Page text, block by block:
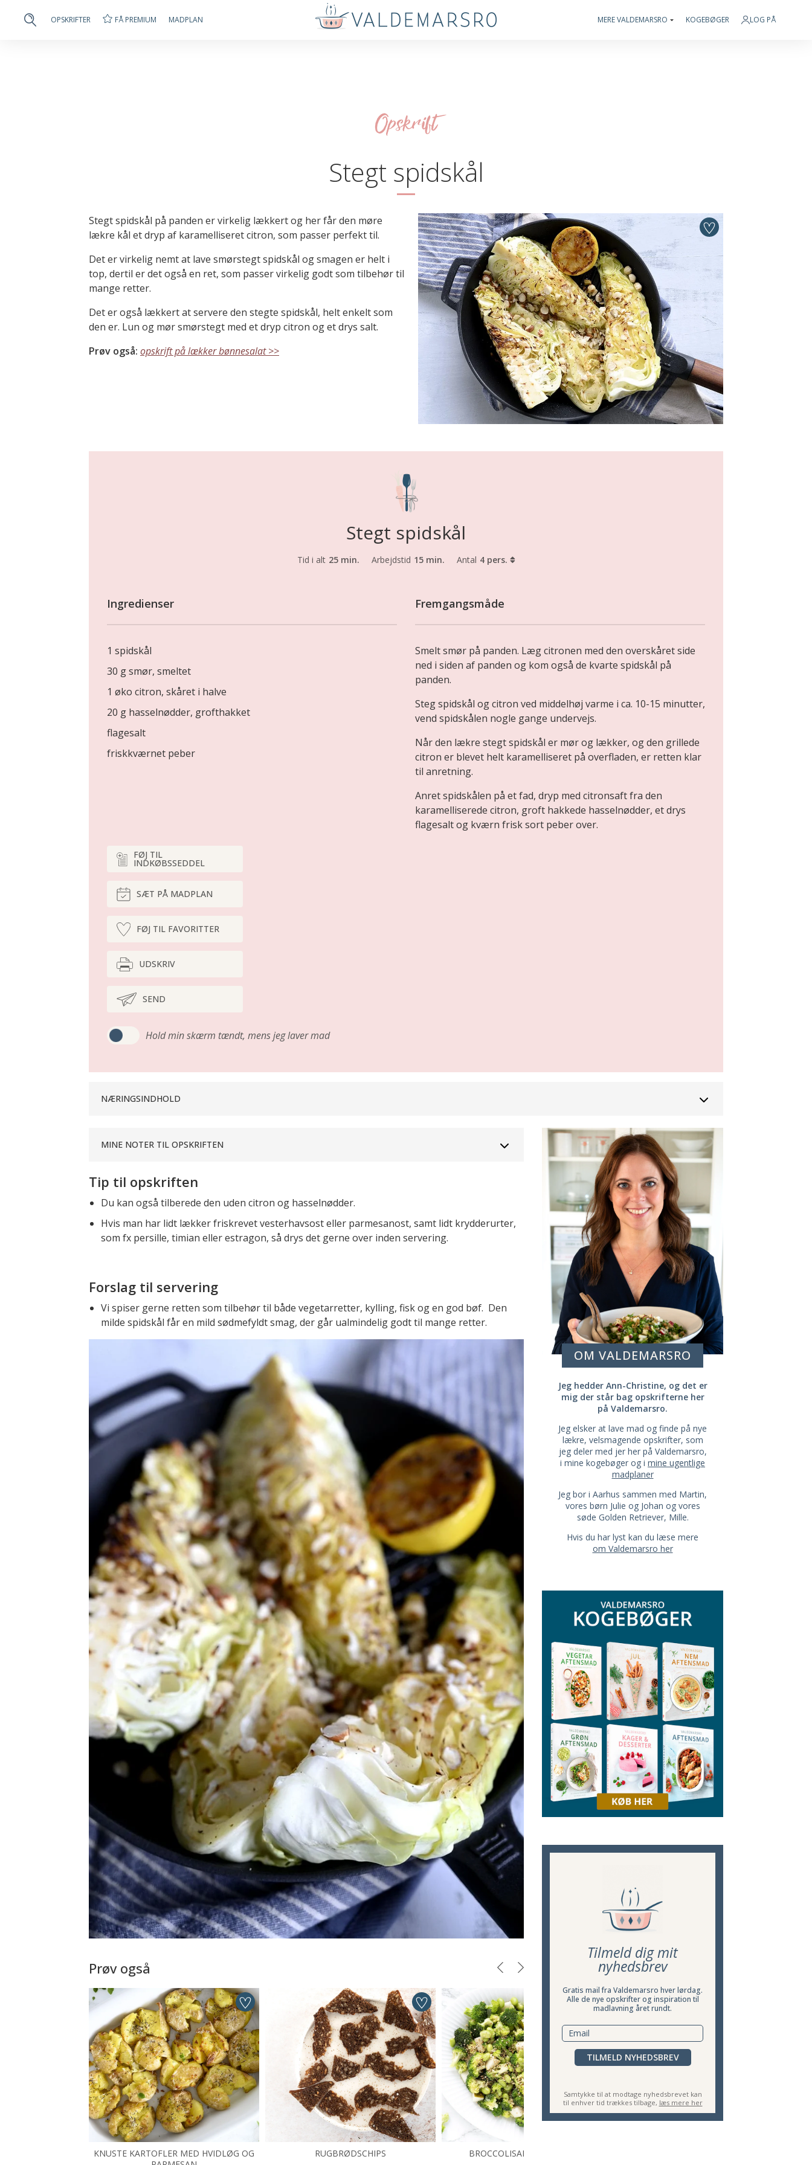
OPSKRIFTER FÅ PREMIUM MADPLAN MERE VALDEMARSRO KOGEBØGER LOG PÅ
Opskrift
Stegt spidskål
Stegt spidskål på panden er virkelig lækkert og her får den møre
lækre kål et dryp af karamelliseret citron, som passer perfekt til.
Det er virkelig nemt at lave smørstegt spidskål og smagen er helt i
top, dertil er det også en ret, som passer virkelig godt som tilbehør til
mange retter.
Det er også lækkert at servere den stegte spidskål, helt enkelt som
den er. Lun og mør smørstegt med et dryp citron og et drys salt.
Prøv også: opskrift på lækker bønnesalat >>
Stegt spidskål
Tid i alt 25 min. Arbejdstid 15 min. Antal 4 pers.
Ingredienser
1 spidskål
30 g smør, smeltet
1 øko citron, skåret i halve
20 g hasselnødder, grofthakket
flagesalt
friskkværnet peber
Fremgangsmåde
Smelt smør på panden. Læg citronen med den overskåret side
ned i siden af panden og kom også de kvarte spidskål på
panden.
Steg spidskål og citron ved middelhøj varme i ca. 10-15 minutter,
vend spidskålen nogle gange undervejs.
Når den lækre stegt spidskål er mør og lækker, og den grillede
citron er blevet helt karamelliseret på overfladen, er retten klar
til anretning.
Anret spidskålen på et fad, dryp med citronsaft fra den
karamelliserede citron, groft hakkede hasselnødder, et drys
flagesalt og kværn frisk sort peber over.
FØJ TIL
INDKØBSSEDDEL
SÆT PÅ MADPLAN
FØJ TIL FAVORITTER
UDSKRIV
SEND
Hold min skærm tændt, mens jeg laver mad
NÆRINGSINDHOLD
MINE NOTER TIL OPSKRIFTEN
Tip til opskriften
Du kan også tilberede den uden citron og hasselnødder.
Hvis man har lidt lækker friskrevet vesterhavsost eller parmesanost, samt lidt krydderurter,
som fx persille, timian eller estragon, så drys det gerne over inden servering.
Forslag til servering
Vi spiser gerne retten som tilbehør til både vegetarretter, kylling, fisk og en god bøf. Den
milde spidskål får en mild sødmefyldt smag, der går ualmindelig godt til mange retter.
Prøv også
KNUSTE KARTOFLER MED HVIDLØG OG
RUGBRØDSCHIPS BROCCOLISALAT MED PÆRE
OM VALDEMARSRO
Jeg hedder Ann-Christine, og det er
mig der står bag opskrifterne her
på Valdemarsro.
Jeg elsker at lave mad og finde på nye
lækre, velsmagende opskrifter, som
jeg deler med jer her på Valdemarsro,
i mine kogebøger og i mine ugentlige
madplaner
Jeg bor i Aarhus sammen med Martin,
vores børn Julie og Johan og vores
søde Golden Retriever, Mille.
Hvis du har lyst kan du læse mere
om Valdemarsro her
Tilmeld dig mit
nyhedsbrev
Gratis mail fra Valdemarsro hver lørdag.
Alle de nye opskrifter og inspiration til
madlavning året rundt.
TILMELD NYHEDSBREV
Samtykke til at modtage nyhedsbrevet kan
til enhver tid trækkes tilbage, læs mere her